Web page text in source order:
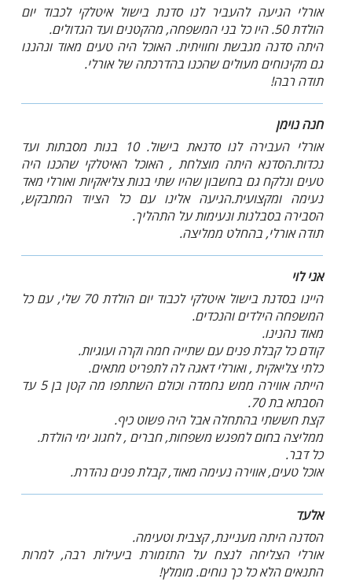
אורלי הגיעה להעביר לנו סדנת בישול איטלקי לכבוד יום
הולדת 50. היו כל בני המשפחה, מהקטנים ועד הגדולים.
היתה סדנה מגבשת וחוויתית. האוכל היה טעים מאוד ונהננו
גם מקינוחים מעולים שהכנו בהדרכתה של אורלי.
תודה רבה!
חנה נוימן
אורלי העבירה לנו סדנאת בישול. 10 בנות מסבתות ועד
נכדות.הסדנא היתה מוצלחת , האוכל האיטלקי שהכנו היה
טעים ונלקח גם בחשבון שהיו שתי בנות צליאקיות ואורלי מאד
נעימה ומקצועית.הגיעה אלינו עם כל הציוד המתבקש,
הסבירה בסבלנות ונעימות על התהליך.
תודה אורלי, בהחלט ממליצה.
אני לוי
היינו בסדנת בישול איטלקי לכבוד יום הולדת 70 שלי, עם כל
המשפחה הילדים והנכדים.
מאוד נהנינו.
קודם כל קבלת פנים עם שתייה חמה וקרה ועוגיות.
כלתי צליאקית , ואורלי דאגה לה לתפריט מתאים.
הייתה אווירה ממש נחמדה וכולם השתתפו מה קטן בן 5 עד
הסבתא בת 70.
קצת חששתי בהתחלה אבל היה פשוט כיף.
ממליצה בחום למפגש משפחות, חברים , לחגוג ימי הולדת.
כל דבר.
אוכל טעים, אווירה נעימה מאוד, קבלת פנים נהדרת.
אלעד
הסדנה היתה מעניינת, קצבית וטעימה.
אורלי הצליחה לנצח על התזמורת ביעילות רבה, למרות
התנאים הלא כל כך נוחים. מומלץ!